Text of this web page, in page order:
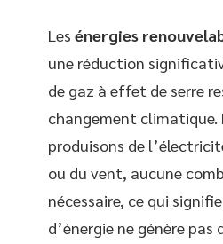
Les énergies
une réduction
de gaz à effet de serre
changement climatique.
produisons de
ou du vent, aucune
nécessaire, ce qui
d’énergie ne génère pas